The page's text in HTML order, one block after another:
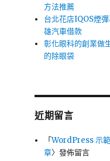
方法推薦
台北花店IQOS煙
雄汽車借款
彰化眼科的創業做
的除眼袋
近期留言
「WordPress 示
章〉發佈留言